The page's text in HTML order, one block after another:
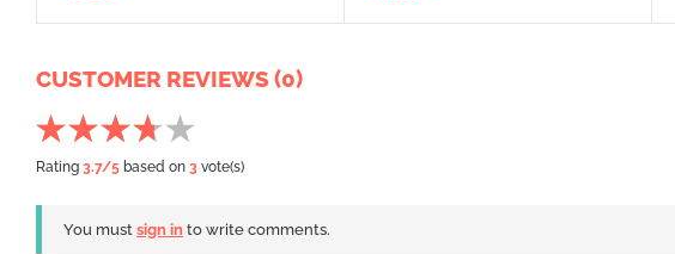
CUSTOMER REVIEWS (0)
Rating 3.7/5 based on 3 vote(s)
You must sign in to write comments.